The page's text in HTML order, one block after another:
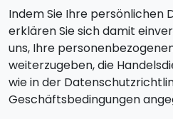
Indem Sie Ihre persönlichen
erklären Sie sich damit
uns, Ihre
weiterzugeben, die
wie in der
Geschäftsbedingungen